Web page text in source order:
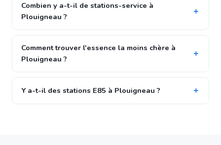
Combien y a-t-il de stations-service à
Plouigneau ?
Comment trouver l'essence la moins chère à
Plouigneau ?
Y a-t-il des stations E85 à Plouigneau ?